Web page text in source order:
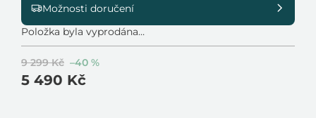
9 299 Kč –40 %
5 490 Kč
Možnosti doručení
Položka byla vyprodána…